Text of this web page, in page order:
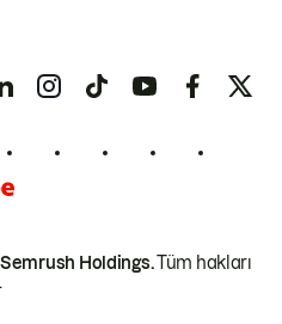
Holdings.Tüm hakları